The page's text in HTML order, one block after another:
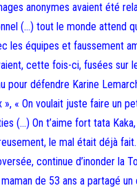
anonymes avaient été
(…) tout le monde attend
les équipes et faussement
cette fois-ci, fusées sur
pour défendre Karine
», « On voulait juste faire un
(…) On t’aime fort tata
le mal était déjà
continue d’inonder la
de 53 ans a partagé